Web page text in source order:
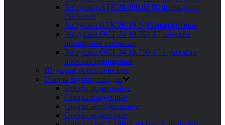
Заглушки АТК 24.200 02 90 фланцевые
стальные
Заглушки АТК 26-18-5-93 поворотные
Заглушки ОСТ 34 10.758-97 плоские
приварные стальные
Заглушки ОСТ 34 10.759-97 с ребрами
плоские приварные
Штуцера металлические
Опоры трубопроводов
Опоры подвижные
Опоры хомутовые
Опоры неподвижные
Опоры подвесные